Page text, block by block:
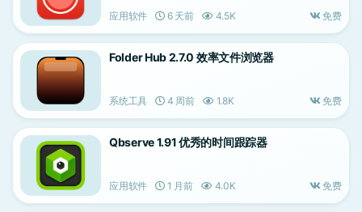
应用软件 6 天前 4.5K 免费
Folder Hub 2.7.0 效率文件浏览器
系统工具 4 周前 1.8K 免费
Qbserve 1.91 优秀的时间跟踪器
应用软件 1 月前 4.0K 免费